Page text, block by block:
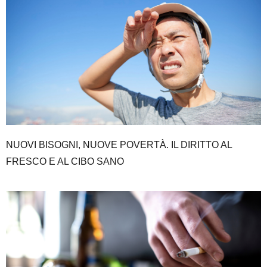
NUOVI BISOGNI, NUOVE POVERTÀ. IL DIRITTO AL
FRESCO E AL CIBO SANO